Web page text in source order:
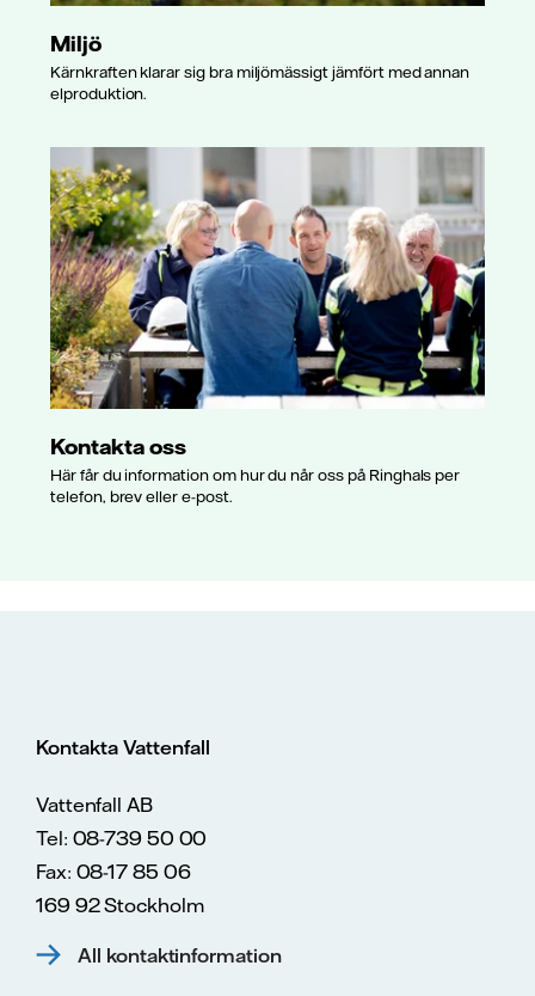
Miljö
Kärnkraften klarar sig bra miljömässigt jämfört med annan
elproduktion.
Kontakta oss
Här får du information om hur du når oss på Ringhals per
telefon, brev eller e-post.
Kontakta Vattenfall
Vattenfall AB
Tel: 08-739 50 00
Fax: 08-17 85 06
169 92 Stockholm
All kontaktinformation